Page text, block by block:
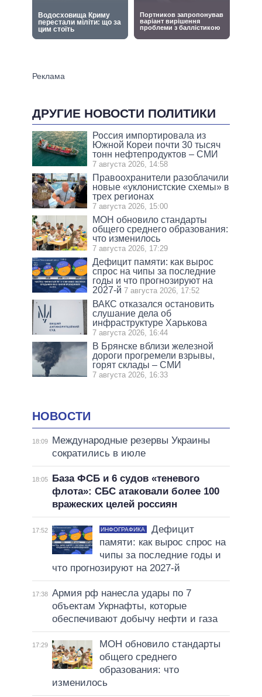
ДРУГИЕ НОВОСТИ ПОЛИТИКИ
Россия импортировала из
Южной Кореи почти 30 тысяч
тонн нефтепродуктов – СМИ
7 августа 2026, 14:58
Правоохранители разоблачили
новые «уклонистские схемы» в
трех регионах
7 августа 2026, 15:00
МОН обновило стандарты
общего среднего образования:
что изменилось
7 августа 2026, 17:29
Дефицит памяти: как вырос
спрос на чипы за последние
годы и что прогнозируют на
2027-й 7 августа 2026, 17:52
ВАКС отказался остановить
слушание дела об
инфраструктуре Харькова
7 августа 2026, 16:44
В Брянске вблизи железной
дороги прогремели взрывы,
горят склады – СМИ
7 августа 2026, 16:33
НОВОСТИ
18:09
Международные резервы Украины
сократились в июле
18:05
База ФСБ и 6 судов «теневого
флота»: СБС атаковали более 100
вражеских целей россиян
17:52 ИНФОГРАФИКА
Дефицит
памяти: как вырос спрос на
чипы за последние годы и
что прогнозируют на 2027-й
17:38 Армия рф нанесла удары по 7
объектам Укрнафты, которые
обеспечивают добычу нефти и газа
17:29
МОН обновило стандарты
общего среднего
образования: что
изменилось